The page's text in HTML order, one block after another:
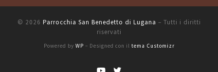
© 2026 Parrocchia San Benedetto di Lugana – Tutti i diritti
riservati
Powered by WP – Designed con il tema Customizr